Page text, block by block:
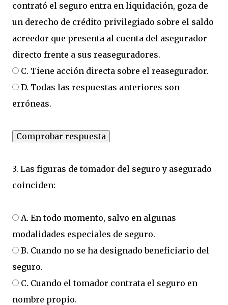
contrató el seguro entra en liquidación, goza de
un derecho de crédito privilegiado sobre el saldo
acreedor que presenta al cuenta del asegurador
directo frente a sus reaseguradores.
C. Tiene acción directa sobre el reasegurador.
D. Todas las respuestas anteriores son
erróneas.
3. Las figuras de tomador del seguro y asegurado
coinciden:
A. En todo momento, salvo en algunas
modalidades especiales de seguro.
B. Cuando no se ha designado beneficiario del
seguro.
C. Cuando el tomador contrata el seguro en
nombre propio.